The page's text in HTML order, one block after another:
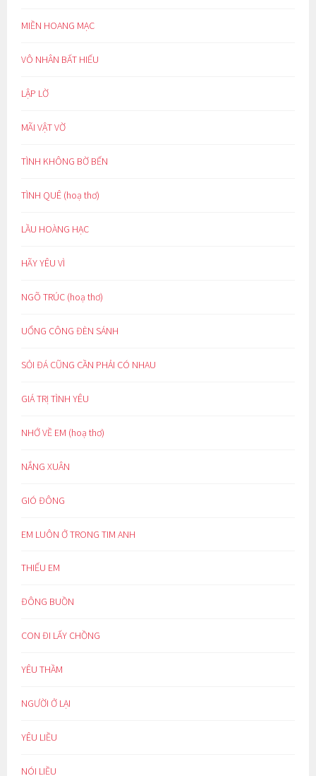
MIỀN HOANG MẠC
VÔ NHÂN BẤT HIẾU
LẬP LỜ
MÃI VẬT VỜ
TÌNH KHÔNG BỜ BẾN
TÌNH QUÊ (hoạ thơ)
LẦU HOÀNG HẠC
HÃY YÊU VÌ
NGÕ TRÚC (hoạ thơ)
UỔNG CÔNG ĐÈN SÁNH
SỎI ĐÁ CŨNG CẦN PHẢI CÓ NHAU
GIÁ TRỊ TÌNH YÊU
NHỚ VỀ EM (hoạ thơ)
NẮNG XUÂN
GIÓ ĐÔNG
EM LUÔN Ở TRONG TIM ANH
THIẾU EM
ĐÔNG BUỒN
CON ĐI LẤY CHỒNG
YÊU THẦM
NGƯỜI Ở LẠI
YÊU LIỀU
NÓI LIỀU